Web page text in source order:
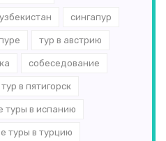
сингапур
тур в австрию
собеседование
тур в пятигорск
туры в испанию
туры в турцию